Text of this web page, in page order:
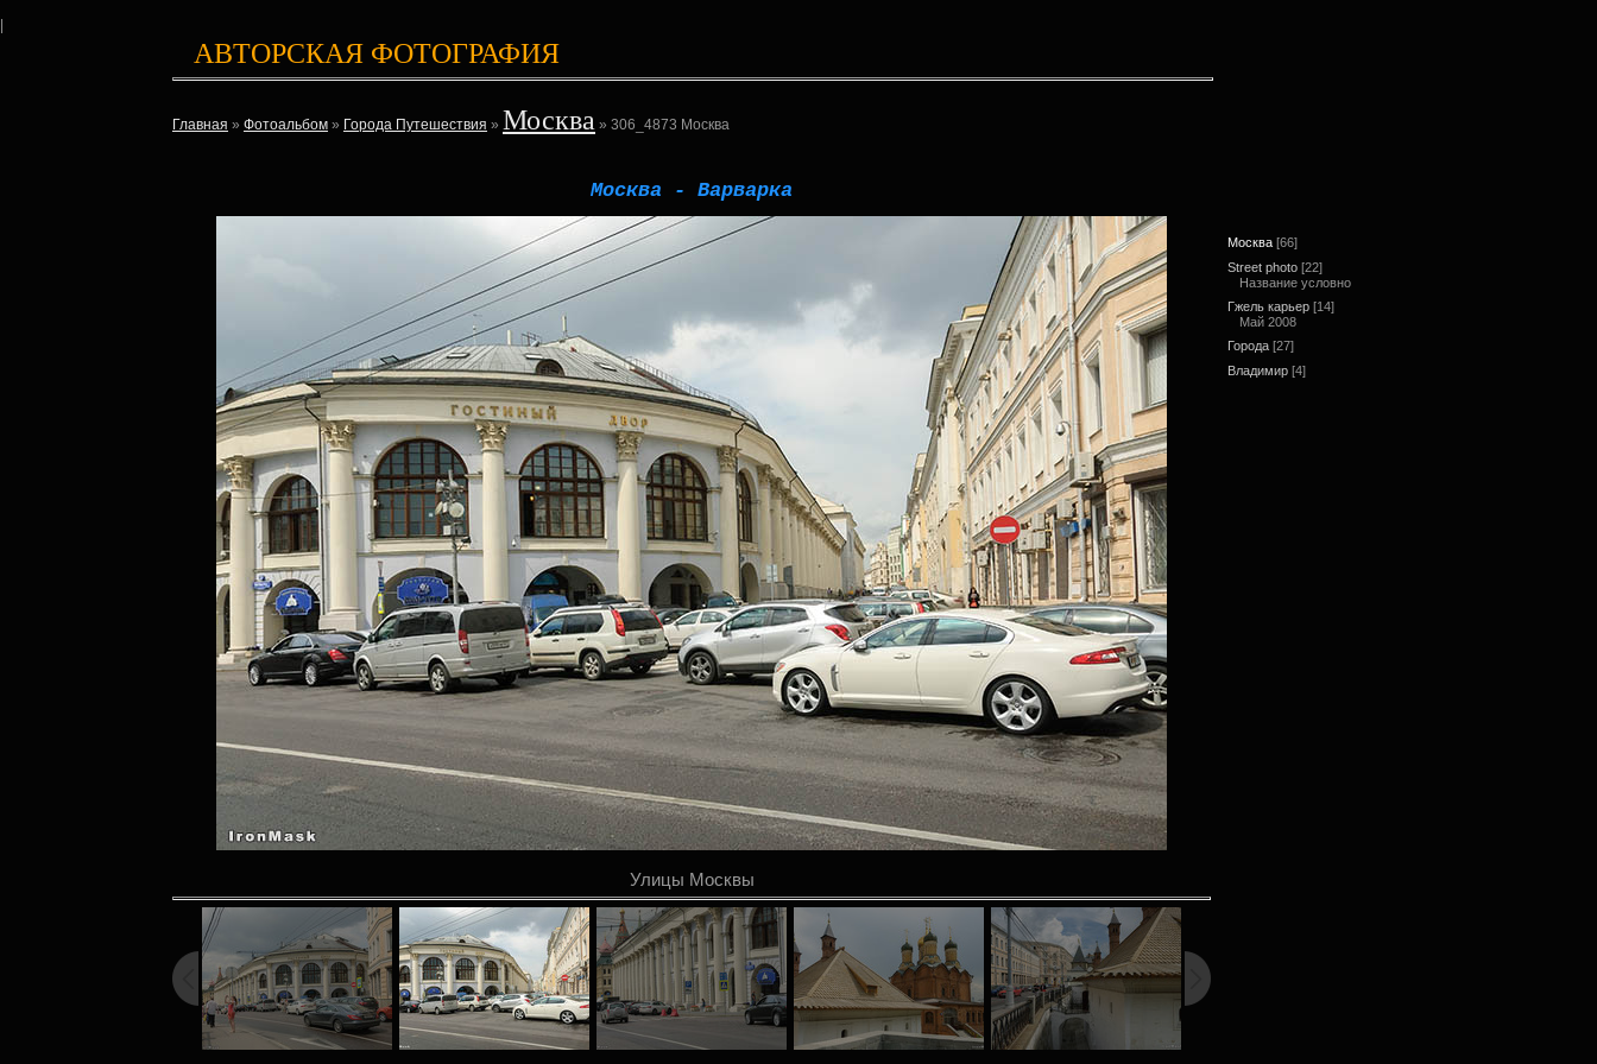
АВТОРСКАЯ ФОТОГРАФИЯ
Главная » Фотоальбом » Города Путешествия » Москва » 306_4873 Москва
Москва - Варварка
Улицы Москвы
Москва [66]
Street photo [22]
Название условно
Гжель карьер [14]
Май 2008
Города [27]
Владимир [4]